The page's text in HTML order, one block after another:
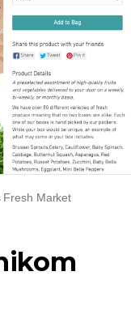
Fresh Market